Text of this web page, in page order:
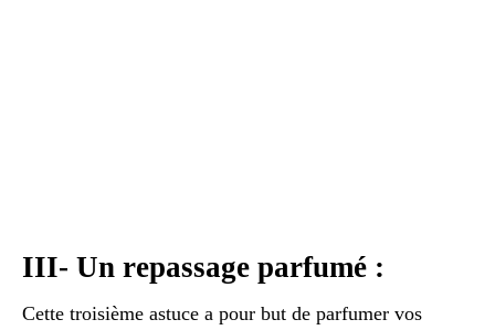
III- Un repassage parfumé :
Cette troisième astuce a pour but de parfumer vos